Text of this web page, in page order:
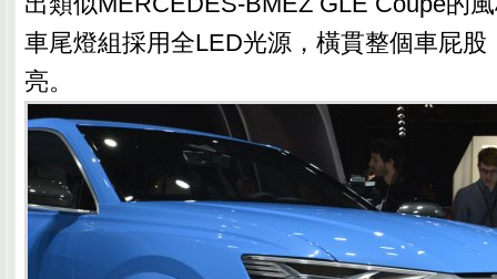
車尾燈組採用全LED光源，橫貫整個車屁股
亮。